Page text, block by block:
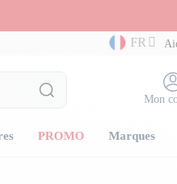
FR
Mon
PROMO Marques